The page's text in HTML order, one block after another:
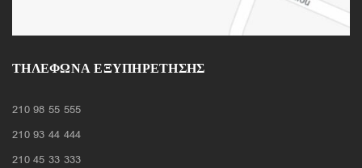
ΤΗΛΈΦΩΝΑ ΕΞΥΠΗΡΈΤΗΣΗΣ
210 98 55 555
210 93 44 444
210 45 33 333